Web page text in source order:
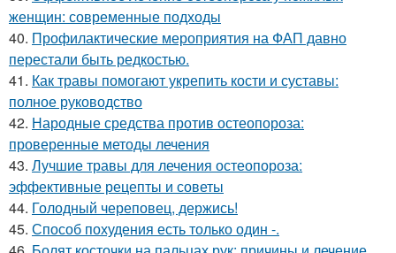
женщин: современные подходы
40. Профилактические мероприятия на ФАП давно
перестали быть редкостью.
41. Как травы помогают укрепить кости и суставы:
полное руководство
42. Народные средства против остеопороза:
проверенные методы лечения
43. Лучшие травы для лечения остеопороза:
эффективные рецепты и советы
44. Голодный череповец, держись!
45. Способ похудения есть только один -.